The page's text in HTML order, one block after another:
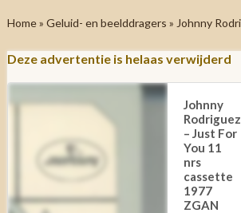
Home» Geluid- en beelddragers » Johnny
Deze advertentie is helaas verwijderd
Johnny
Rodriguez
– Just For
You 11
nrs
cassette
1977
ZGAN